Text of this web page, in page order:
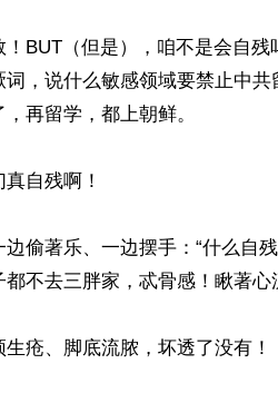
BUT（但是），咱不是会自
词，说什么敏感领域要禁止中
再留学，都上朝鲜。
自残啊！
偷著乐、一边摆手：“什么自
不去三胖家，忒骨感！瞅著心
疮、脚底流脓，坏透了没有！